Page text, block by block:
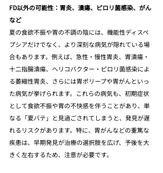
FD以外の可能性：胃炎、潰瘍、ピロリ菌感染、がん
など
夏の食欲不振や胃の不調の陰には、機能性ディスペ
プシアだけでなく、より深刻な病気が隠れている場
合もあります。例えば、急性・慢性胃炎、胃潰瘍・
十二指腸潰瘍、ヘリコバクター・ピロリ菌感染によ
る萎縮性胃炎、さらには胃ポリープや胃がんといっ
た病気が挙げられます。これらの病気も、初期症状
として食欲不振や胃の不快感を伴うことがあり、単
なる「夏バテ」と見過ごされてしまうと、発見が遅
れるリスクがあります。特に、胃がんなどの重篤な
疾患は、早期発見が治療の選択肢を広げ、予後を大
きく左右するため、注意が必要です。